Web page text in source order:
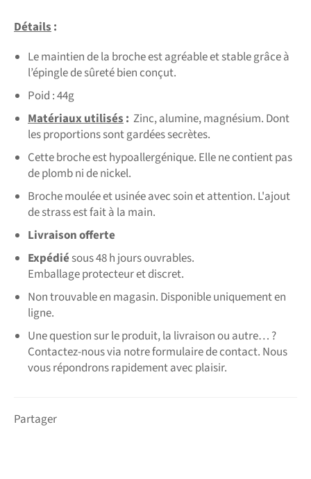
Détails:
Le maintien de la broche est agréable et stable grâce à
l’épingle de sûreté bien conçut.
Poid : 44g
Matériaux utilisés: Zinc, alumine, magnésium. Dont
les proportions sont gardées secrètes.
Cette broche est hypoallergénique. Elle ne contient pas
de plomb ni de nickel.
Broche moulée et usinée avec soin et attention. L'ajout
de strass est fait à la main.
Livraison offerte
Expédiésous 48 h jours ouvrables.
Emballage protecteur et discret.
Non trouvable en magasin. Disponible uniquement en
ligne.
Une question sur le produit, la livraison ou autre… ?
Contactez-nous via notre formulaire de contact. Nous
vous répondrons rapidement avec plaisir.
Partager